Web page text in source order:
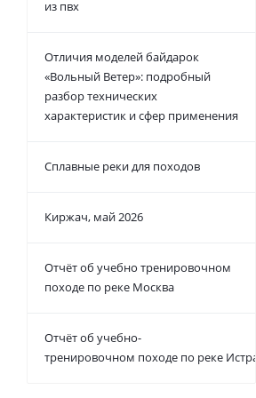
из пвх
Отличия моделей байдарок
«Вольный Ветер»: подробный
разбор технических
характеристик и сфер применения
Сплавные реки для походов
Киржач, май 2026
Отчёт об учебно тренировочном
походе по реке Москва
Отчёт об учебно-
тренировочном походе по реке Истра